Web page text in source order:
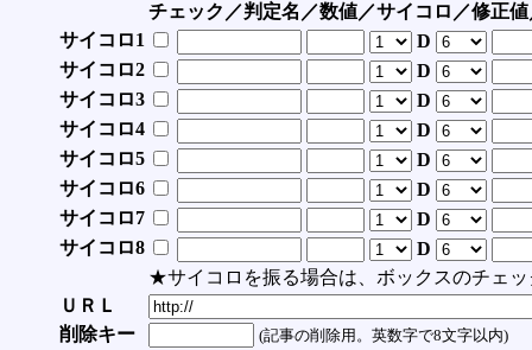
チェック／判定名／数値／サイコロ／修正
サイコロ1
D
サイコロ2
D
サイコロ3
D
サイコロ4
D
サイコロ5
D
サイコロ6
D
サイコロ7
D
サイコロ8
D
★サイコロを振る場合は、ボックスのチェッ
ＵＲＬ
削除キー
(記事の削除用。英数字で8文字以内)